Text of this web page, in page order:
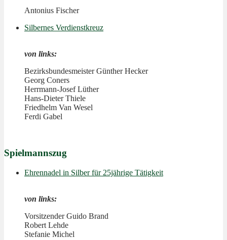
Antonius Fischer
Silbernes Verdienstkreuz
von links:
Bezirksbundesmeister Günther Hecker
Georg Coners
Herrmann-Josef Lüther
Hans-Dieter Thiele
Friedhelm Van Wesel
Ferdi Gabel
Spielmannszug
Ehrennadel in Silber für 25jährige Tätigkeit
von links:
Vorsitzender Guido Brand
Robert Lehde
Stefanie Michel